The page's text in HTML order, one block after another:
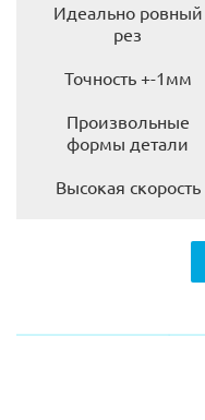
Идеально ровный
рез
Точность +-1мм
Произвольные
формы детали
Высокая скорость